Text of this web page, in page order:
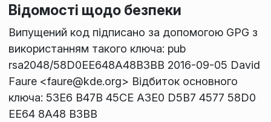
Відомості щодо безпеки
Випущений код підписано за допомогою GPG з
використанням такого ключа: pub
rsa2048/58D0EE648A48B3BB 2016-09-05 David
Faure <faure@kde.org> Відбиток основного
ключа: 53E6 B47B 45CE A3E0 D5B7 4577 58D0
EE64 8A48 B3BB